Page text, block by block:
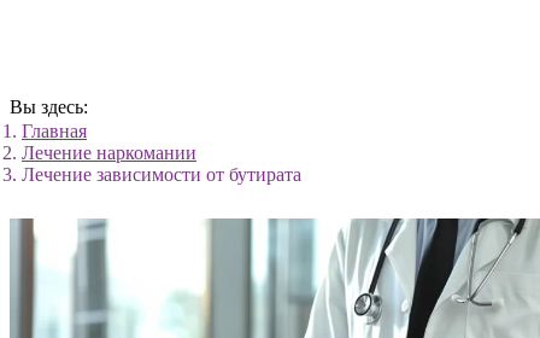
Вы здесь:
Главная
Лечение наркомании
Лечение зависимости от бутирата